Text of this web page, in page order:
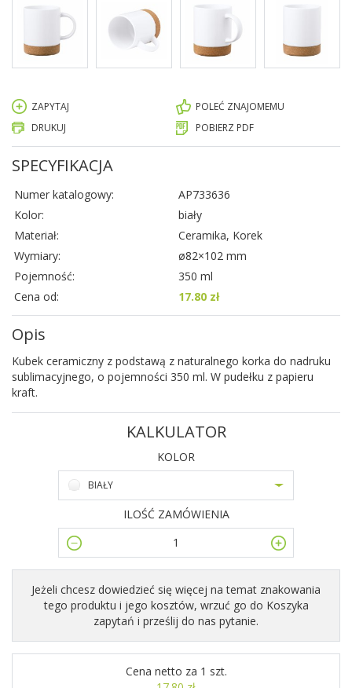
ZAPYTAJ
POLEĆ ZNAJOMEMU
DRUKUJ
POBIERZ PDF
SPECYFIKACJA
Numer katalogowy:
AP733636
Kolor:
biały
Materiał:
Ceramika, Korek
Wymiary:
ø82×102 mm
Pojemność:
350 ml
Cena od:
17.80 zł
Opis
Kubek ceramiczny z podstawą z naturalnego korka do nadruku
sublimacyjnego, o pojemności 350 ml. W pudełku z papieru
kraft.
KALKULATOR
KOLOR
BIAŁY
ILOŚĆ ZAMÓWIENIA
Jeżeli chcesz dowiedzieć się więcej na temat znakowania
tego produktu i jego kosztów, wrzuć go do Koszyka
zapytań i prześlij do nas pytanie.
Cena netto za 1 szt.